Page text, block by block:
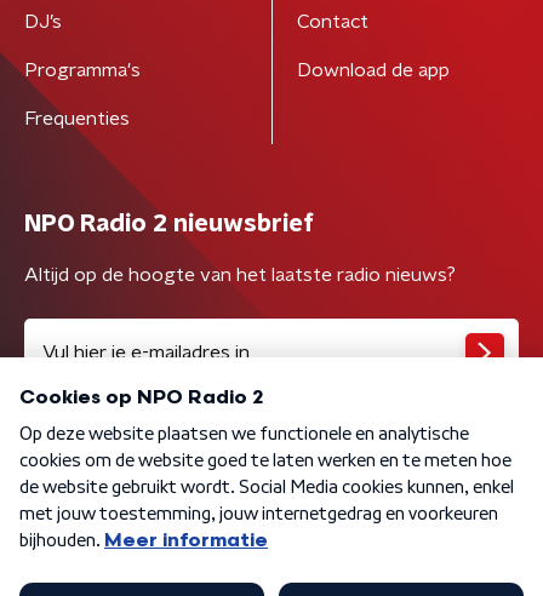
DJ’s
Programma's
Frequenties
Contact
Download de app
NPO Radio 2 nieuwsbrief
Altijd op de hoogte van het laatste radio nieuws?
Algemene voorwaarden Privacybeleid